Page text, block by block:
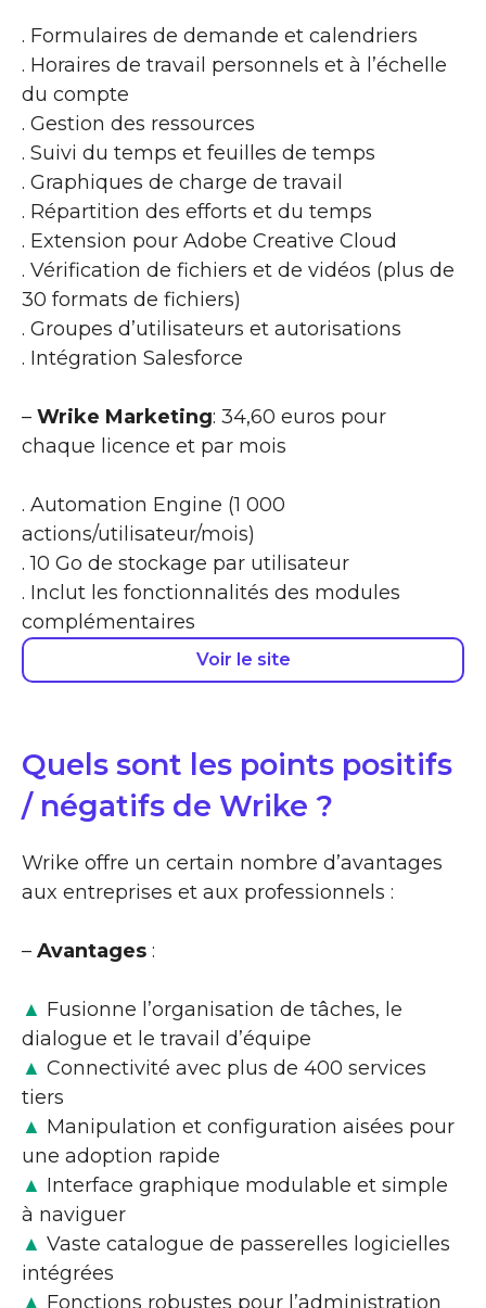
. Formulaires de demande et calendriers
. Horaires de travail personnels et à l’échelle
du compte
. Gestion des ressources
. Suivi du temps et feuilles de temps
. Graphiques de charge de travail
. Répartition des efforts et du temps
. Extension pour Adobe Creative Cloud
. Vérification de fichiers et de vidéos (plus de
30 formats de fichiers)
. Groupes d’utilisateurs et autorisations
. Intégration Salesforce
– Wrike Marketing: 34,60 euros pour
chaque licence et par mois
. Automation Engine (1 000
actions/utilisateur/mois)
. 10 Go de stockage par utilisateur
. Inclut les fonctionnalités des modules
complémentaires
Voir le site
Quels sont les points positifs
/ négatifs de Wrike ?
Wrike offre un certain nombre d’avantages
aux entreprises et aux professionnels :
– Avantages :
▲ Fusionne l’organisation de tâches, le
dialogue et le travail d’équipe
▲ Connectivité avec plus de 400 services
tiers
▲ Manipulation et configuration aisées pour
une adoption rapide
▲ Interface graphique modulable et simple
à naviguer
▲ Vaste catalogue de passerelles logicielles
intégrées
▲ Fonctions robustes pour l’administration